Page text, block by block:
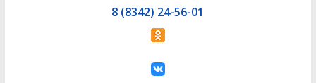
8 (8342) 24-56-01